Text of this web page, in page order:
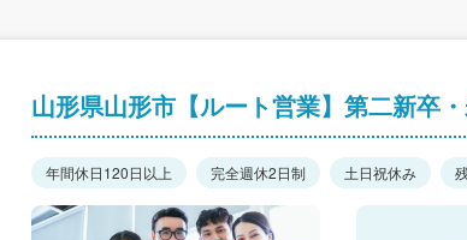
山形県山形市【ルート営業】第二新卒
年間休日120日以上 完全週休2日制 土日祝休み